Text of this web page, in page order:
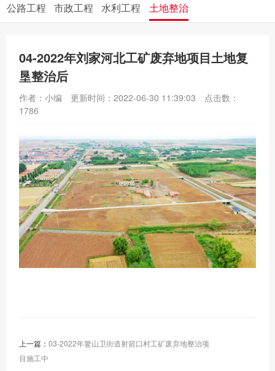
公路工程 市政工程 水利工程 土地整治
04-2022年刘家河北工矿废弃地项目土地复
垦整治后
作者：小编 更新时间：2022-06-30 11:39:03
点击数：
1786
上一篇：03-2022年鳌山卫街道射箭口村工矿废弃地整治项
目施工中